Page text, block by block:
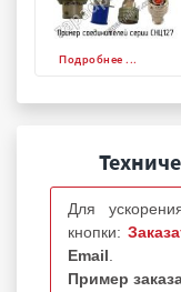
Подробнее ...
Для
кнопки:
Email
Пример